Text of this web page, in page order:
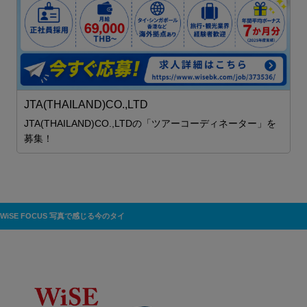
JTA(THAILAND)CO.,LTD
JTA(THAILAND)CO.,LTDの「ツアーコーディネーター」を
募集！
WiSE FOCUS 写真で感じる今のタイ